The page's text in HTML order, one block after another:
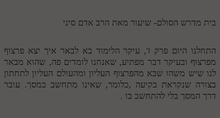
בית מדרש הסולם- שיעור מאת הרב אדם סיני
התחלנו היום פרק ז', עיקר הלימוד בא לבאר איך יצא פרצוף
מפרצוף ובעיקר דבר מפתיע, שאנחנו לומדים פה, שהוא מבאר
לנו שיש משהו שבא מהפרצוף העליון ומהעולם העליון לתחתון
בצורה שנקראת בקיעה ,כלומר, שאינו מתחשב במסך. עובר
דרך המסך בלי להתחשב בו .